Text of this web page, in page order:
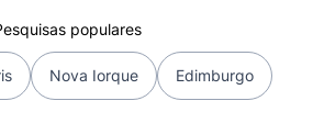
populares
Nova Iorque Edimburgo